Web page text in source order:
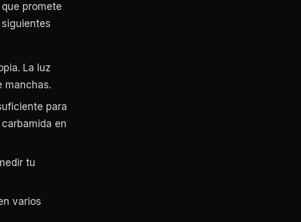
promete
La luz
manchas.
para
en
tu
varios